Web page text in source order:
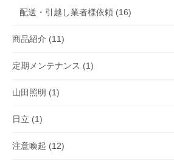
配送・引越し業者様依頼 (16)
商品紹介 (11)
定期メンテナンス (1)
山田照明 (1)
日立 (1)
注意喚起 (12)